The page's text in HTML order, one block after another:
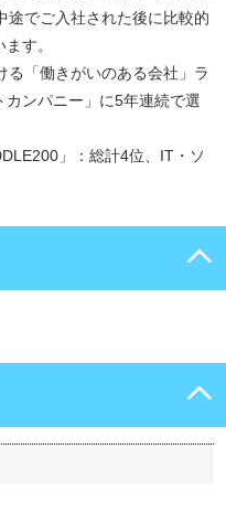
途でご入社された後に比較的
す。
る「働きがいのある会社」ラ
ンパニー」に5年連続で選
」：総計4位、IT・ソ